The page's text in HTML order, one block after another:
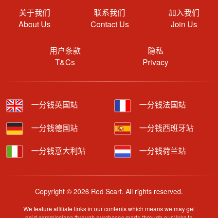
关于我们
About Us
联系我们
Contact Us
加入我们
Join Us
用户条款
T&Cs
隐私
Privacy
一分钱英国站 一分钱法国站
一分钱德国站 一分钱西班牙站
一分钱意大利站 一分钱荷兰站
Copyright © 2026 Red Scarf. All rights reserved.
We feature affiliate links in our contents which means we may get